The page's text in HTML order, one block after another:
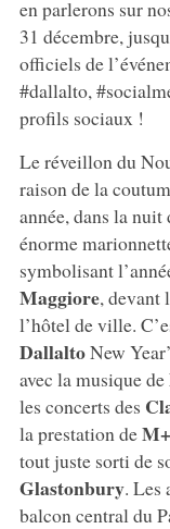
en parlerons sur
31 décembre,
officiels de
#dallalto,
profils sociaux !
Le réveillon du
raison de la
année, dans la
énorme
symbolisant
Maggiore, devant
l’hôtel de ville.
DallaltoNew
avec la musique de
les concerts des
la prestation de
tout juste sorti de
Glastonbury. Les
balcon central du